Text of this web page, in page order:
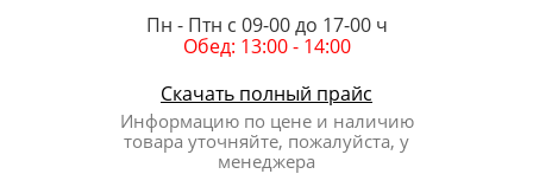
Пн - Птн с 09-00 до 17-00 ч
Обед: 13:00 - 14:00
Скачать полный прайс
Информацию по цене и наличию
товара уточняйте, пожалуйста, у
менеджера